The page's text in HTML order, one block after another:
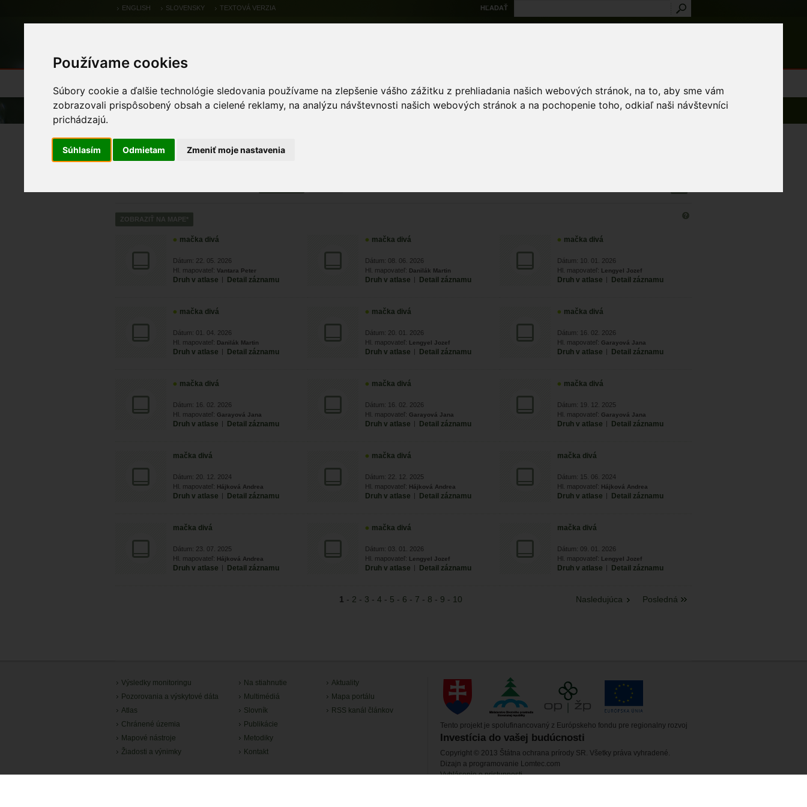
Používame cookies
Súbory cookie a ďalšie technológie sledovania používame na zlepšenie vášho zážitku z prehliadania našich webových stránok, na to, aby sme vám
zobrazovali prispôsobený obsah a cielené reklamy, na analýzu návštevnosti našich webových stránok a na pochopenie toho, odkiaľ naši návštevníci
prichádzajú.
Súhlasím Odmietam Zmeniť moje nastavenia
ENGLISH SLOVENSKY TEXTOVÁ VERZIA HĽADAŤ
Úvod Pozorovania a výskytové dáta Zoologické záznamy
Zoologické výskytové záznamy
mačka divá
Dátum: 22. 05. 2026
Hl. mapovateľ: Vantara Peter
Druh v atlase | Detail záznamu
mačka divá
Dátum: 08. 06. 2026
Hl. mapovateľ: Danilák Martin
Druh v atlase | Detail záznamu
mačka divá
Dátum: 10. 01. 2026
Hl. mapovateľ: Lengyel Jozef
Druh v atlase | Detail záznamu
mačka divá
Dátum: 01. 04. 2026
Hl. mapovateľ: Danilák Martin
Druh v atlase | Detail záznamu
mačka divá
Dátum: 20. 01. 2026
Hl. mapovateľ: Lengyel Jozef
Druh v atlase | Detail záznamu
mačka divá
Dátum: 16. 02. 2026
Hl. mapovateľ: Garayová Jana
Druh v atlase | Detail záznamu
mačka divá
Dátum: 16. 02. 2026
Hl. mapovateľ: Garayová Jana
Druh v atlase | Detail záznamu
mačka divá
Dátum: 16. 02. 2026
Hl. mapovateľ: Garayová Jana
Druh v atlase | Detail záznamu
mačka divá
Dátum: 19. 12. 2025
Hl. mapovateľ: Garayová Jana
Druh v atlase | Detail záznamu
mačka divá
Dátum: 20. 12. 2024
Hl. mapovateľ: Hájková Andrea
Druh v atlase | Detail záznamu
mačka divá
Dátum: 22. 12. 2025
Hl. mapovateľ: Hájková Andrea
Druh v atlase | Detail záznamu
mačka divá
Dátum: 15. 06. 2024
Hl. mapovateľ: Hájková Andrea
Druh v atlase | Detail záznamu
mačka divá
Dátum: 23. 07. 2025
Hl. mapovateľ: Hájková Andrea
Druh v atlase | Detail záznamu
mačka divá
Dátum: 03. 01. 2026
Hl. mapovateľ: Lengyel Jozef
Druh v atlase | Detail záznamu
mačka divá
Dátum: 09. 01. 2026
Hl. mapovateľ: Lengyel Jozef
Druh v atlase | Detail záznamu
1 - 2 - 3 - 4 - 5 - 6 - 7 - 8 - 9 - 10 Posledná
Nasledujúca
Výsledky monitoringu
Pozorovania a výskytové dáta
Atlas
Chránené územia
Mapové nástroje
Žiadosti a výnimky
Na stiahnutie
Multimédiá
Slovník
Publikácie
Metodiky
Kontakt
Aktuality
Mapa portálu
RSS kanál článkov
Tento projekt je spolufinancovaný z Európskeho fondu pre regionalny rozvoj
Investícia do vašej budúcnosti
Copyright © 2013 Štátna ochrana prírody SR. Všetky práva vyhradené.
Dizajn a programovanie Lomtec.com
Vyhlásenie o pristupnosti